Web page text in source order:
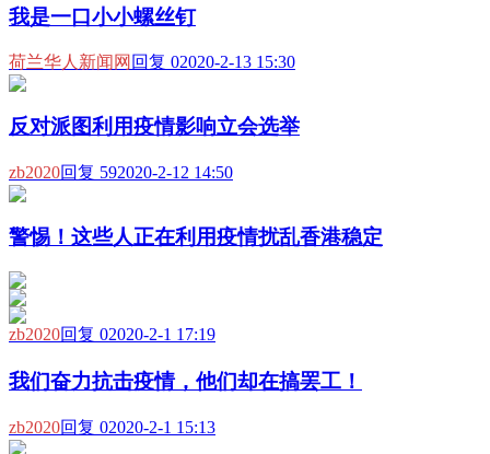
我是一口小小螺丝钉
荷兰华人新闻网 回复 02020-2-13 15:30
反对派图利用疫情影响立会选举
zb2020回复 592020-2-12 14:50
警惕！这些人正在利用疫情扰乱香港稳定
zb2020回复 02020-2-1 17:19
我们奋力抗击疫情，他们却在搞罢工！
zb2020回复 02020-2-1 15:13